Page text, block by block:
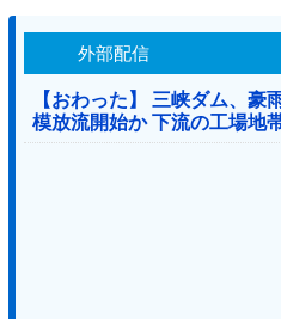
外部配信
【おわった】 三峡ダム、豪
模放流開始か 下流の工場地
る